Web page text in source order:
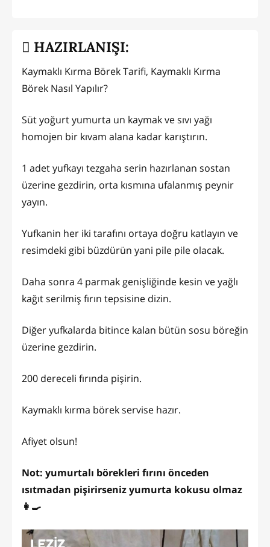
HAZIRLANIŞI:
Kaymaklı Kırma Börek Tarifi, Kaymaklı Kırma
Börek Nasıl Yapılır?
Süt yoğurt yumurta un kaymak ve sıvı yağı
homojen bir kıvam alana kadar karıştırın.
1 adet yufkayı tezgaha serin hazırlanan sostan
üzerine gezdirin, orta kısmına ufalanmış peynir
yayın.
Yufkanin her iki tarafını ortaya doğru katlayın ve
resimdeki gibi büzdürün yani pile pile olacak.
Daha sonra 4 parmak genişliğinde kesin ve yağlı
kağıt serilmiş fırın tepsisine dizin.
Diğer yufkalarda bitince kalan bütün sosu böreğin
üzerine gezdirin.
200 dereceli fırında pişirin.
Kaymaklı kırma börek servise hazır.
Afiyet olsun!
Not: yumurtalı börekleri fırını önceden
ısıtmadan pişirirseniz yumurta kokusu olmaz
👩‍🍳